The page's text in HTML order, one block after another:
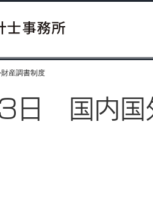
産調書制度
国内国